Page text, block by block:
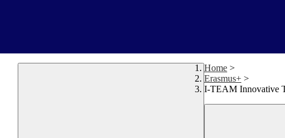
Home >
Erasmus+ >
I-TEAM Innovative